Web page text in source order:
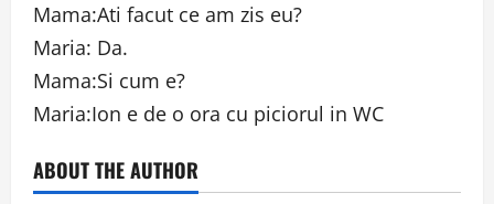
Mama:Ati facut ce am zis eu?
Maria: Da.
Mama:Si cum e?
Maria:Ion e de o ora cu piciorul in WC
ABOUT THE AUTHOR